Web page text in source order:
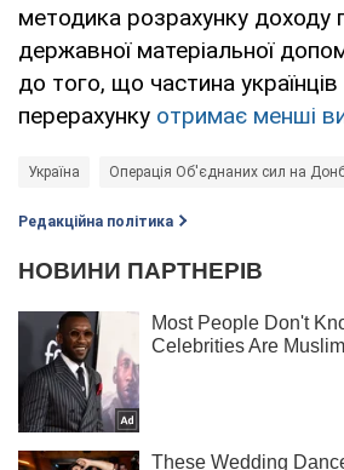
методика розрахунку доходу
державної матеріальної
до того, що частина українців
перерахунку отримає менші
Україна Операція Об'єднаних сил на
Редакційна політика